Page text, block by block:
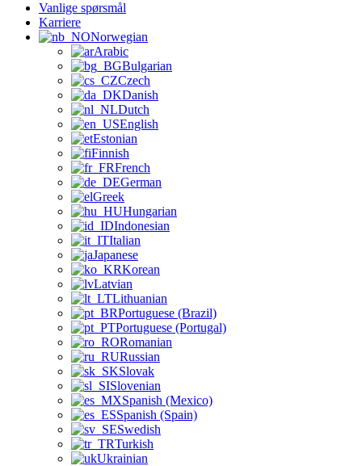
Vanlige spørsmål
Karriere
Norwegian
Arabic
Bulgarian
Czech
Danish
Dutch
English
Estonian
Finnish
French
German
Greek
Hungarian
Indonesian
Italian
Japanese
Korean
Latvian
Lithuanian
Portuguese (Brazil)
Portuguese (Portugal)
Romanian
Russian
Slovak
Slovenian
Spanish (Mexico)
Spanish (Spain)
Swedish
Turkish
Ukrainian